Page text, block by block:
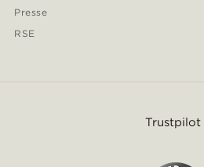
Presse
RSE
Trustpilot